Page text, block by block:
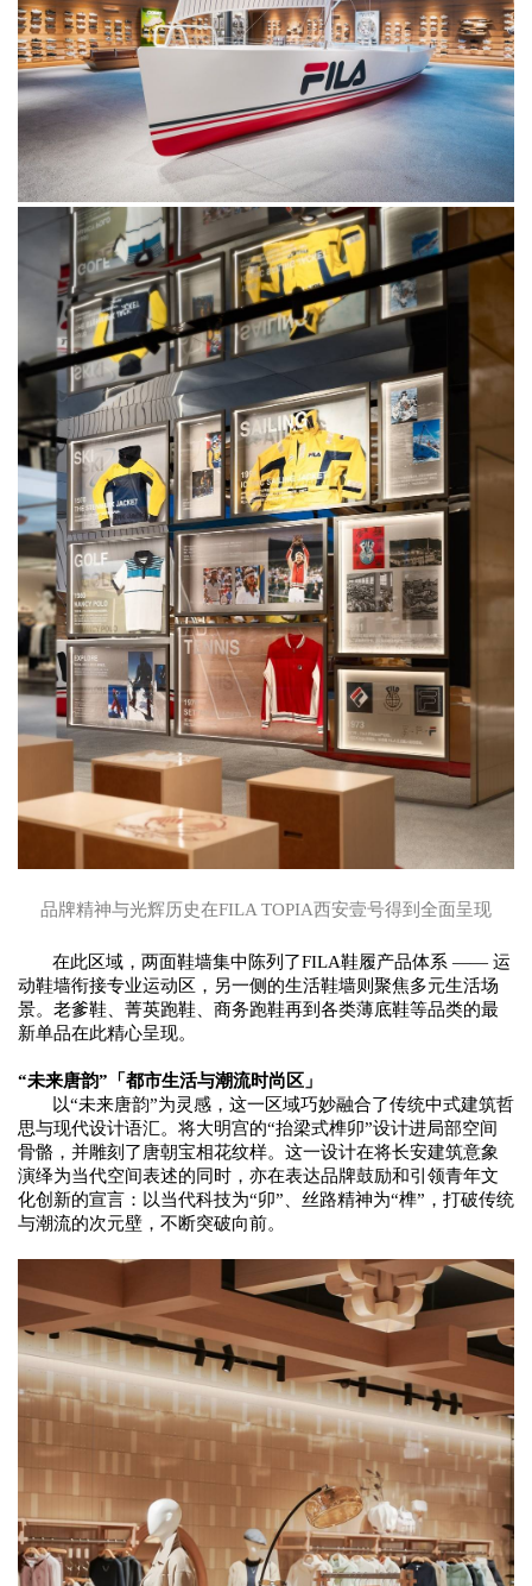
品牌精神与光辉历史在FILA TOPIA西安壹号得到全面呈现
在此区域，两面鞋墙集中 陈列了FILA鞋履产品体系 —— 运
动鞋墙衔接专业运动 区 ， 另一侧的生活鞋墙则聚焦多元生活场
景。老爹鞋、菁英跑鞋、商务跑鞋再到各类薄底鞋等品类的最
新单品在此精心呈现。
“未来唐韵” 「 都市生活与潮流时尚区 」
以“未来唐韵”为灵感 ，这一区域巧妙融合了传统中式建筑哲
思与现代设计语汇。将大明宫的“抬梁式榫卯”设计进局部空间
骨骼， 并雕刻了 唐朝宝相花纹样。这一设计在将长安建筑意象
演绎为当代空间表述的同时，亦在表达品牌鼓励和引领青年文
化创新的宣言： 以当代科技为“卯”、丝路精神为“榫”，打破传统
与潮流的次元壁， 不断突破向前。